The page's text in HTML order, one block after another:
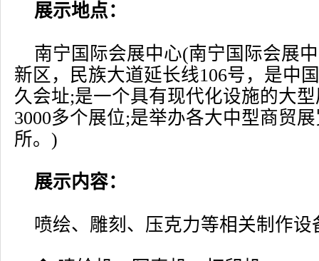
展示地点：
南宁国际会展中心(南宁国际会展
新区，民族大道延长线106号，是中
久会址;是一个具有现代化设施的大
3000多个展位;是举办各大中型商贸
所。)
展示内容：
喷绘、雕刻、压克力等相关制作设